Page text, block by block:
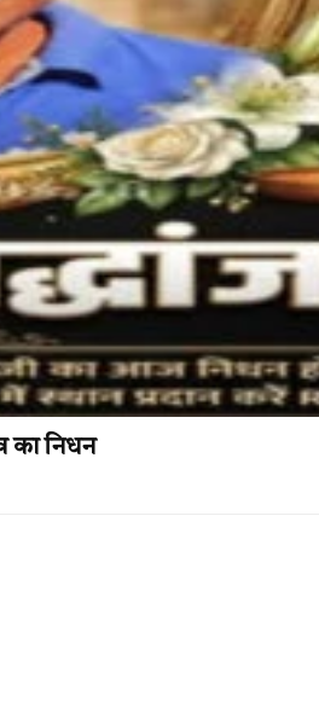
का निधन